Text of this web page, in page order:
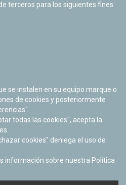
Temporalmente
terceros para los siguientes fines:
se instalen en su equipo marque o
de cookies y posteriormente
todas las cookies", acepta la
cookies" deniega el uso de
información sobre nuestra Política